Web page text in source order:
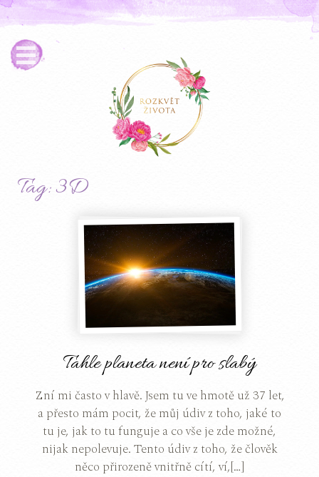
Tag: 3D
Tahle planeta není pro slabý
Zní mi často v hlavě. Jsem tu ve hmotě už 37 let,
a přesto mám pocit, že můj údiv z toho, jaké to
tu je, jak to tu funguje a co vše je zde možné,
nijak nepolevuje. Tento údiv z toho, že člověk
něco přirozeně vnitřně cítí, ví,[…]